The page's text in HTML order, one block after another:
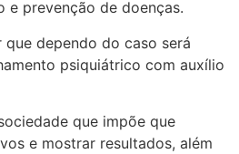
e prevenção de doenças.
dependo do caso será
psiquiátrico com auxílio
que impõe que
e mostrar resultados, além